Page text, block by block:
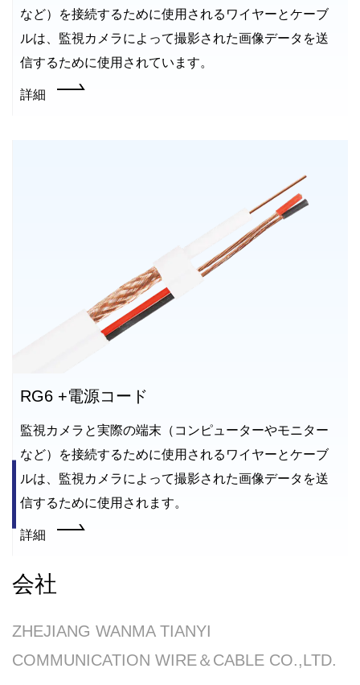
など）を接続するために使用されるワイヤーとケーブ
ルは、監視カメラによって撮影された画像データを送
信するために使用されています。
詳細
RG6 +電源コード
監視カメラと実際の端末（コンピューターやモニター
など）を接続するために使用されるワイヤーとケーブ
ルは、監視カメラによって撮影された画像データを送
信するために使用されます。
詳細
会社
ZHEJIANG WANMA TIANYI
COMMUNICATION WIRE＆CABLE CO.,LTD.